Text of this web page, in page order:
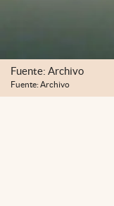
Fuente: Archivo
Fuente: Archivo